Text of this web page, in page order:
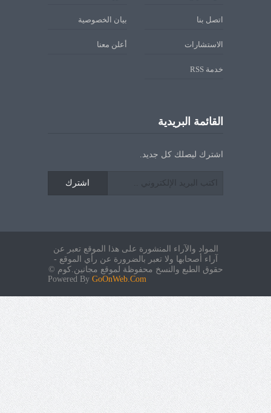
اتصل بنا بيان الخصوصية
الاستشارات أعلن معنا
خدمة RSS
القائمة البريدية
اشترك ليصلك كل جديد.
اشترك
المواد والآراء المنشورة على هذا الموقع تعبر عن
آراء أصحابها ولا تعبر بالضرورة عن رأي الموقع -
حقوق الطبع والنسخ محفوظة لموقع مجانين.كوم ©
Powered By GoOnWeb.Com